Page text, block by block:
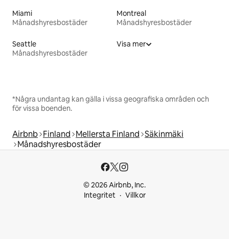
Miami
Månadshyresbostäder
Montreal
Månadshyresbostäder
Seattle
Månadshyresbostäder
Visa mer
*Några undantag kan gälla i vissa geografiska områden och
för vissa boenden.
Airbnb Finland Mellersta Finland Säkinmäki
Månadshyresbostäder
© 2026 Airbnb, Inc.
Integritet
Villkor